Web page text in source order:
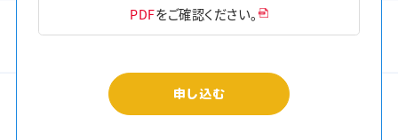
PDFをご確認ください。
申し込む